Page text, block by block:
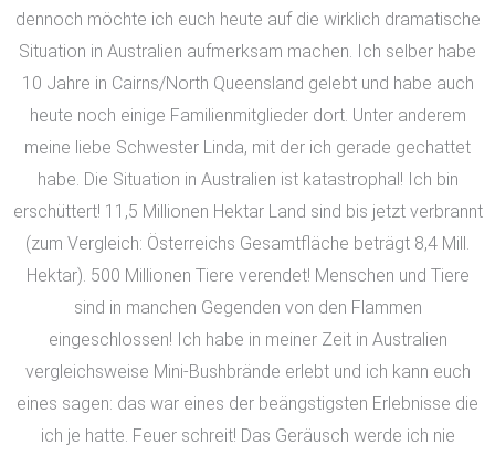
dennoch möchte ich euch heute auf die wirklich dramatische
Situation in Australien aufmerksam machen. Ich selber habe
10 Jahre in Cairns/North Queensland gelebt und habe auch
heute noch einige Familienmitglieder dort. Unter anderem
meine liebe Schwester Linda, mit der ich gerade gechattet
habe. Die Situation in Australien ist katastrophal! Ich bin
erschüttert! 11,5 Millionen Hektar Land sind bis jetzt verbrannt
(zum Vergleich: Österreichs Gesamtfläche beträgt 8,4 Mill.
Hektar). 500 Millionen Tiere verendet! Menschen und Tiere
sind in manchen Gegenden von den Flammen
eingeschlossen! Ich habe in meiner Zeit in Australien
vergleichsweise Mini-Bushbrände erlebt und ich kann euch
eines sagen: das war eines der beängstigsten Erlebnisse die
ich je hatte. Feuer schreit! Das Geräusch werde ich nie